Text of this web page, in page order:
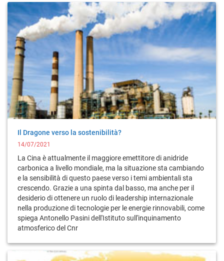
Il Dragone verso la sostenibilità?
14/07/2021
La Cina è attualmente il maggiore emettitore di anidride
carbonica a livello mondiale, ma la situazione sta cambiando
e la sensibilità di questo paese verso i temi ambientali sta
crescendo. Grazie a una spinta dal basso, ma anche per il
desiderio di ottenere un ruolo di leadership internazionale
nella produzione di tecnologie per le energie rinnovabili, come
spiega Antonello Pasini dell'Istituto sull'inquinamento
atmosferico del Cnr